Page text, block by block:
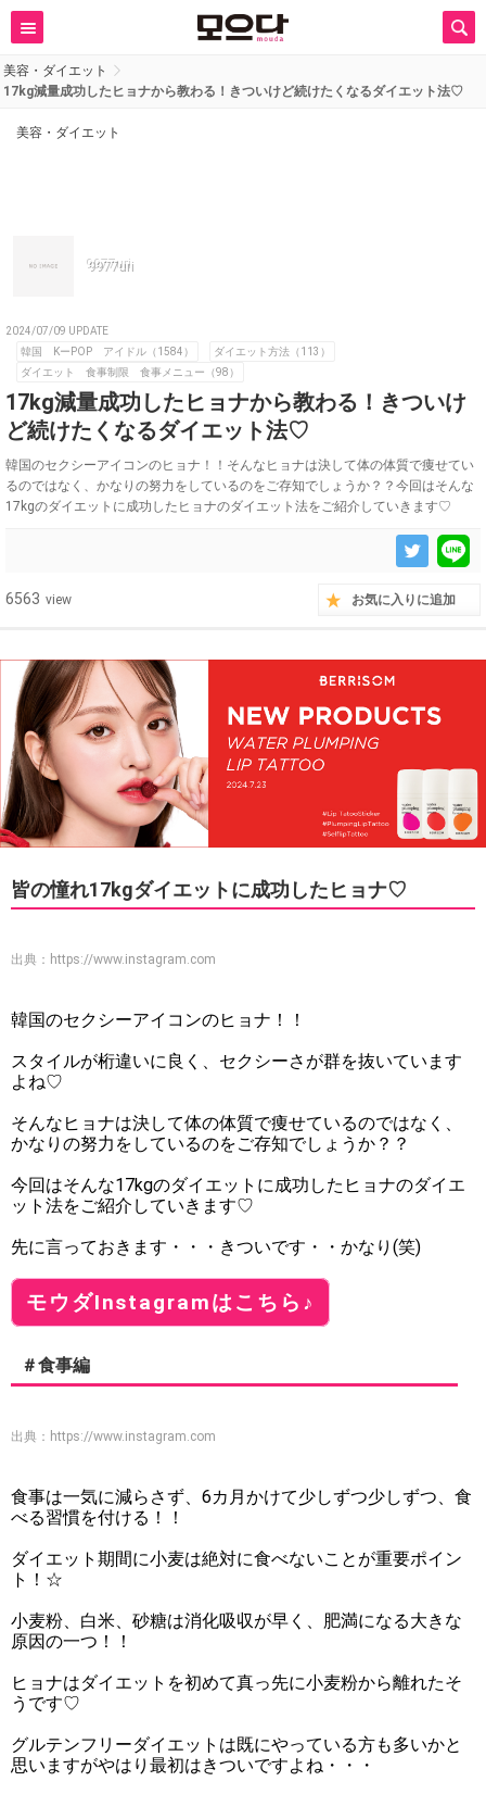
美容・ダイエット
17kg減量成功したヒョナから教わる！きついけど続けたくなるダイエット法♡
美容・ダイエット
9977uri
2024/07/09 UPDATE
韓国 KーPOP アイドル（1584）
ダイエット方法（113）
ダイエット 食事制限 食事メニュー（98）
17kg減量成功したヒョナから教わる！きついけ
ど続けたくなるダイエット法♡
韓国のセクシーアイコンのヒョナ！！そんなヒョナは決して体の体質で痩せてい
るのではなく、かなりの努力をしているのをご存知でしょうか？？今回はそんな
17kgのダイエットに成功したヒョナのダイエット法をご紹介していきます♡
6563 view お気に入りに追加
皆の憧れ17kgダイエットに成功したヒョナ♡
出典： https://www.instagram.com
韓国のセクシーアイコンのヒョナ！！
スタイルが桁違いに良く、セクシーさが群を抜いています
よね♡
そんなヒョナは決して体の体質で痩せているのではなく、
かなりの努力をしているのをご存知でしょうか？？
今回はそんな17kgのダイエットに成功したヒョナのダイエ
ット法をご紹介していきます♡
先に言っておきます・・・きついです・・かなり(笑)
モウダInstagramはこちら♪
＃食事編
出典： https://www.instagram.com
食事は一気に減らさず、6カ月かけて少しずつ少しずつ、食
べる習慣を付ける！！
ダイエット期間に小麦は絶対に食べないことが重要ポイン
ト！☆
小麦粉、白米、砂糖は消化吸収が早く、肥満になる大きな
原因の一つ！！
ヒョナはダイエットを初めて真っ先に小麦粉から離れたそ
うです♡
グルテンフリーダイエットは既にやっている方も多いかと
思いますがやはり最初はきついですよね・・・